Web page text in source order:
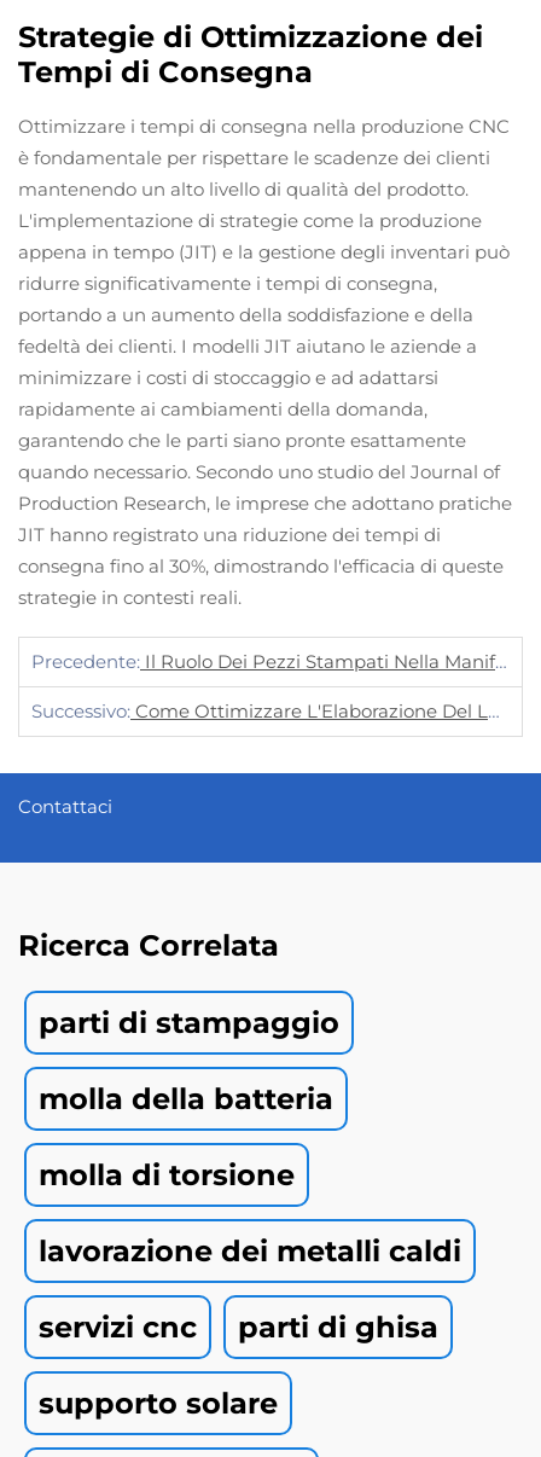
Strategie di Ottimizzazione dei
Tempi di Consegna
Ottimizzare i tempi di consegna nella produzione CNC
è fondamentale per rispettare le scadenze dei clienti
mantenendo un alto livello di qualità del prodotto.
L'implementazione di strategie come la produzione
appena in tempo (JIT) e la gestione degli inventari può
ridurre significativamente i tempi di consegna,
portando a un aumento della soddisfazione e della
fedeltà dei clienti. I modelli JIT aiutano le aziende a
minimizzare i costi di stoccaggio e ad adattarsi
rapidamente ai cambiamenti della domanda,
garantendo che le parti siano pronte esattamente
quando necessario. Secondo uno studio del Journal of
Production Research, le imprese che adottano pratiche
JIT hanno registrato una riduzione dei tempi di
consegna fino al 30%, dimostrando l'efficacia di queste
strategie in contesti reali.
Precedente: Il Ruolo Dei Pezzi Stampati Nella Manifattura Moderna
Successivo: Come Ottimizzare L'Elaborazione Del Lamiera Per Migliorare L'Efficienza
Contattaci
Ricerca Correlata
parti di stampaggio
molla della batteria
molla di torsione
lavorazione dei metalli caldi
servizi cnc parti di ghisa
supporto solare